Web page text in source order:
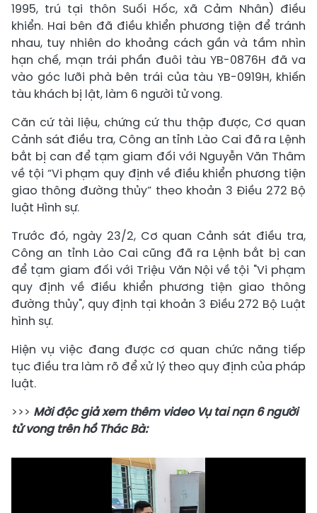
1995, trú tại thôn Suối Hốc, xã Cảm Nhân) điều
khiển. Hai bên đã điều khiển phương tiện để tránh
nhau, tuy nhiên do khoảng cách gần và tầm nhìn
hạn chế, mạn trái phần đuôi tàu YB-0876H đã va
vào góc lưỡi phà bên trái của tàu YB-0919H, khiến
tàu khách bị lật, làm 6 người tử vong.
Căn cứ tài liệu, chứng cứ thu thập được, Cơ quan
Cảnh sát điều tra, Công an tỉnh Lào Cai đã ra Lệnh
bắt bị can để tạm giam đối với Nguyễn Văn Thâm
về tội “Vi phạm quy định về điều khiển phương tiện
giao thông đường thủy” theo khoản 3 Điều 272 Bộ
luật Hình sự.
Trước đó, ngày 23/2, Cơ quan Cảnh sát điều tra,
Công an tỉnh Lào Cai cũng đã ra Lệnh bắt bị can
để tạm giam đối với Triệu Văn Nội về tội "Vi phạm
quy định về điều khiển phương tiện giao thông
đường thủy", quy định tại khoản 3 Điều 272 Bộ Luật
hình sự.
Hiện vụ việc đang được cơ quan chức năng tiếp
tục điều tra làm rõ để xử lý theo quy định của pháp
luật.
>>> Mời độc giả xem thêm video Vụ tai nạn 6 người
tử vong trên hồ Thác Bà: